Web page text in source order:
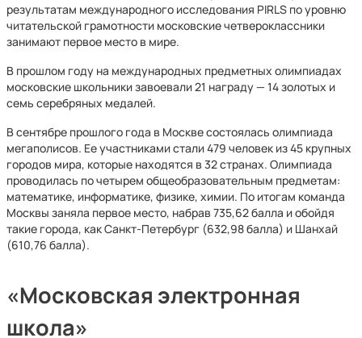
результатам международного исследования PIRLS по уровню
читательской грамотности московские четвероклассники
занимают первое место в мире.
В прошлом году на международных предметных олимпиадах
московские школьники завоевали 21 награду — 14 золотых и
семь серебряных медалей.
В сентябре прошлого года в Москве состоялась олимпиада
мегаполисов. Ее участниками стали 479 человек из 45 крупных
городов мира, которые находятся в 32 странах. Олимпиада
проводилась по четырем общеобразовательным предметам:
математике, информатике, физике, химии. По итогам команда
Москвы заняла первое место, набрав 735,62 балла и обойдя
такие города, как Санкт-Петербург (632,98 балла) и Шанхай
(610,76 балла).
«Московская электронная
школа»